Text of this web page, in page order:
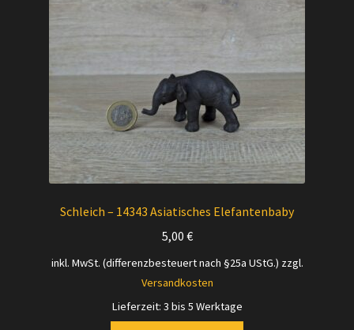
Schleich – 14343 Asiatisches Elefantenbaby
5,00 €
inkl. MwSt. (differenzbesteuert nach §25a UStG.) zzgl.
Versandkosten
Lieferzeit: 3 bis 5 Werktage